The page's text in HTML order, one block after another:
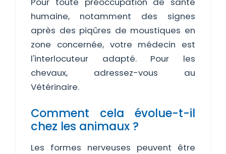
humaine, notamment des signes
après des piqûres de moustiques en
zone concernée, votre médecin est
l'interlocuteur adapté. Pour les
chevaux, adressez-vous au
Vétérinaire.
Comment cela évolue-t-il
chez les animaux ?
Les formes nerveuses peuvent être